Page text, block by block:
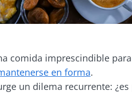
comida imprescindible
en forma.
un dilema recurrente: